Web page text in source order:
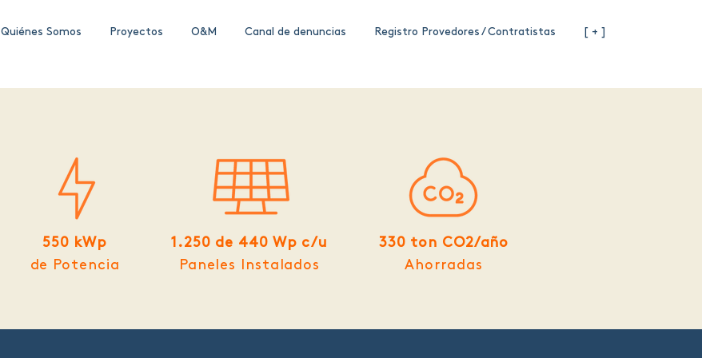
Quiénes Somos Proyectos O&M Canal de denuncias Registro Provedores / Contratistas [ + ]
550 kWp
de Potencia
1.250 de 440 Wp c/u
Paneles Instalados
330 ton CO2/año
Ahorradas